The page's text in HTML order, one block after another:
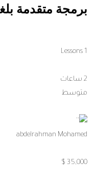
برمجة متقدمة
1 Lessons
2 ساعات
متوسط
abdelrahman Mohamed
35,000 $